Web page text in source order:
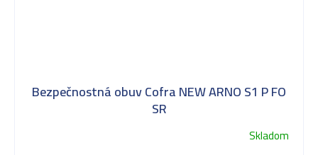
Bezpečnostná obuv Cofra NEW ARNO S1 P FO
SR
Skladom